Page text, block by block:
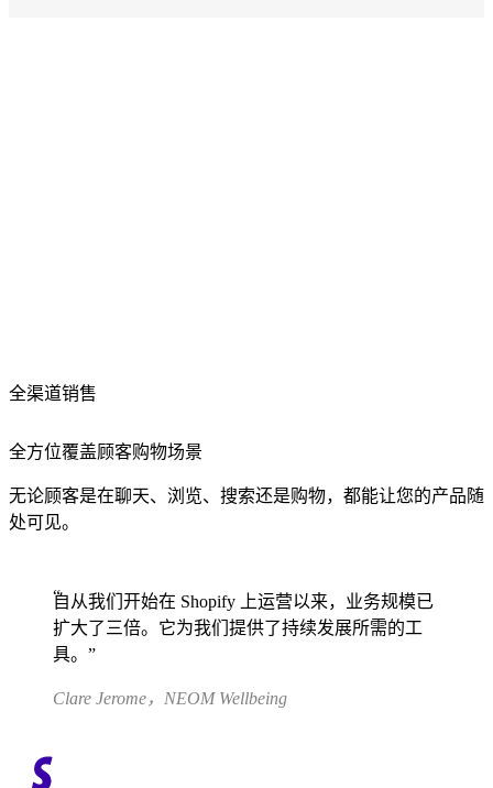
全渠道销售
全方位覆盖顾客购物场景
无论顾客是在聊天、浏览、搜索还是购物，都能让您的产品随
处可见。
自从我们开始在 Shopify 上运营以来，业务规模已
扩大了三倍。它为我们提供了持续发展所需的工
具。
Clare Jerome，NEOM Wellbeing